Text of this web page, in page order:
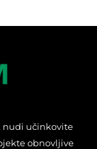
nudi učinkovite
obnovljive